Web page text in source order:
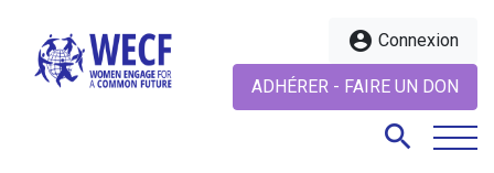
account_circle Connexion
ADHÉRER - FAIRE UN DON
search